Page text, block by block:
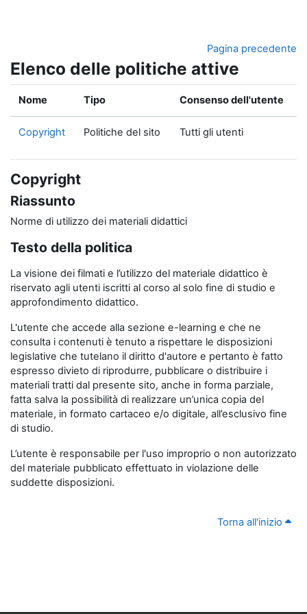
Pagina precedente
Elenco delle politiche attive
Nome Tipo Consenso dell'utente
Copyright Politiche del sito Tutti gli utenti
Copyright
Riassunto
Norme di utilizzo dei materiali didattici
Testo della politica
La visione dei filmati e l’utilizzo del materiale didattico è
riservato agli utenti iscritti al corso al solo fine di studio e
approfondimento didattico.
L'utente che accede alla sezione e-learning e che ne
consulta i contenuti è tenuto a rispettare le disposizioni
legislative che tutelano il diritto d'autore e pertanto è fatto
espresso divieto di riprodurre, pubblicare o distribuire i
materiali tratti dal presente sito, anche in forma parziale,
fatta salva la possibilità di realizzare un’unica copia del
materiale, in formato cartaceo e/o digitale, all’esclusivo fine
di studio.
L’utente è responsabile per l'uso improprio o non autorizzato
del materiale pubblicato effettuato in violazione delle
suddette disposizioni.
Torna all'inizio